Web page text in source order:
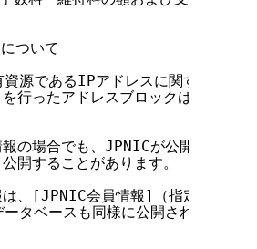
ついて
源であるIPアドレスに関する情報
を行ったアドレスブロックは、IP指
報の場合でも、JPNICが公開の必要
開することがあります。
は、[JPNIC会員情報]（指定事業者
タベースも同様に公開されます。